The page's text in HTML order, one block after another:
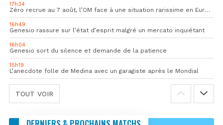
17h34
Zéro recrue au 7 août, l’OM face à une situation rarissime en Europe
16h49
Genesio rassure sur l’état d’esprit malgré un mercato inquiétant
16h04
Genesio sort du silence et demande de la patience
15h19
L’anecdote folle de Medina avec un garagiste après le Mondial
TOUT VOIR